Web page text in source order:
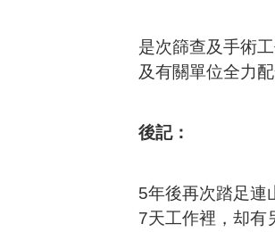
是次篩查及手術
及有關單位全力
後記：
5年後再次踏足連
7天工作裡，却有